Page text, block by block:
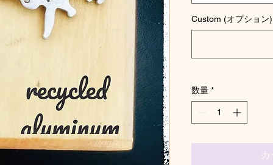
Custom (オプション)
数量 *